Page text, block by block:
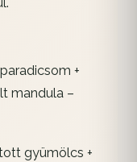
paradicsom +
mandula –
gyümölcs +